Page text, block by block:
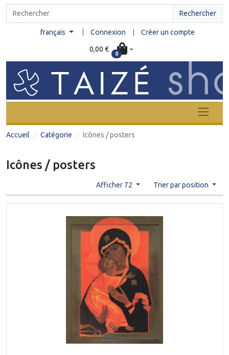
Rechercher
français Connexion Créer un compte
0,00 €
0
Accueil Catégorie Icônes / posters
Icônes / posters
Afficher 72 Trier par position